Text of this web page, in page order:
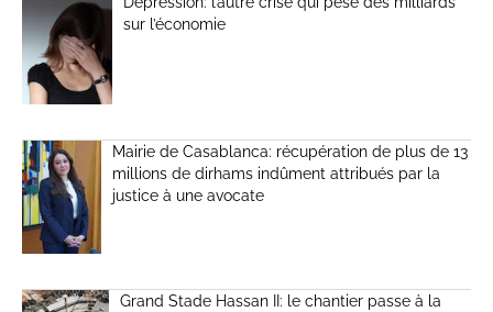
sur l’économie
Mairie de Casablanca: récupération de plus de 13
millions de dirhams indûment attribués par la
justice à une avocate
Grand Stade Hassan II: le chantier passe à la